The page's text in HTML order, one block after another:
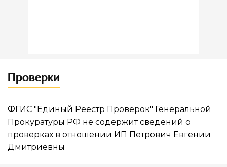
Проверки
ФГИС "Единый Реестр Проверок" Генеральной
Прокуратуры РФ не содержит сведений о
проверках в отношении ИП Петрович Евгении
Дмитриевны